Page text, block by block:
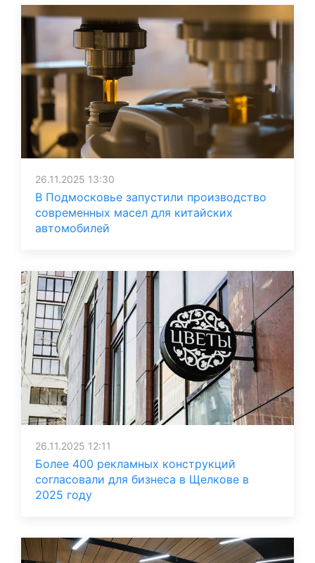
26.11.2025 13:30
В Подмосковье запустили производство
современных масел для китайских
автомобилей
26.11.2025 12:11
Более 400 рекламных конструкций
согласовали для бизнеса в Щелкове в
2025 году